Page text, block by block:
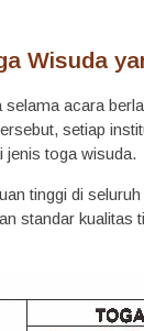
Wisuda
acara
setiap
jenis toga wisuda.
tinggi di
standar